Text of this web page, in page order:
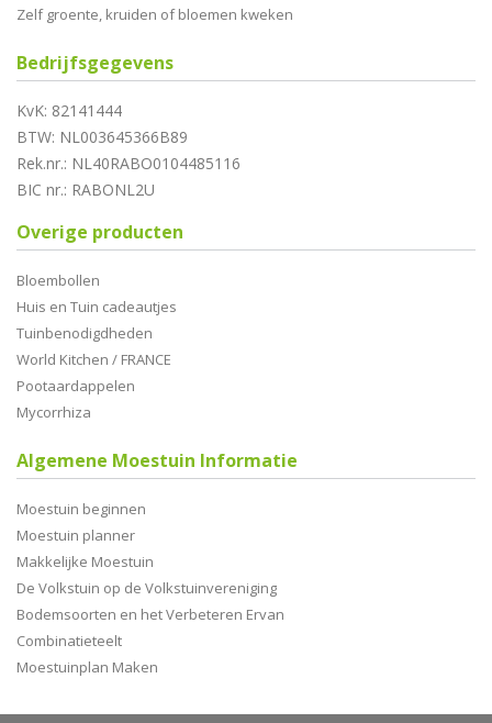
Zelf groente, kruiden of bloemen kweken
Bedrijfsgegevens
KvK: 82141444
BTW: NL003645366B89
Rek.nr.: NL40RABO0104485116
BIC nr.: RABONL2U
Overige producten
Bloembollen
Huis en Tuin cadeautjes
Tuinbenodigdheden
World Kitchen / FRANCE
Pootaardappelen
Mycorrhiza
Algemene Moestuin Informatie
Moestuin beginnen
Moestuin planner
Makkelijke Moestuin
De Volkstuin op de Volkstuinvereniging
Bodemsoorten en het Verbeteren Ervan
Combinatieteelt
Moestuinplan Maken